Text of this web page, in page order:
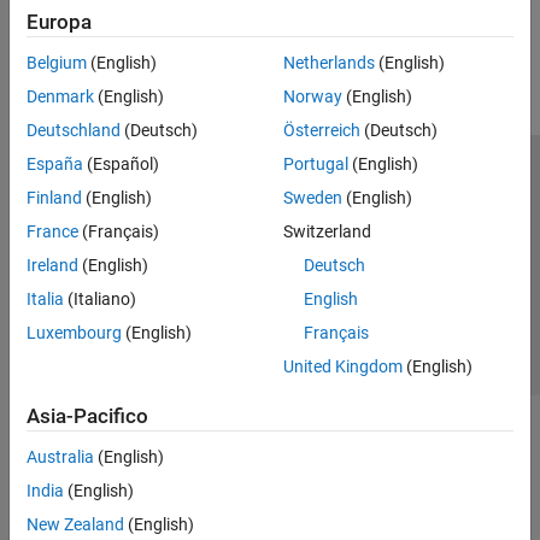
Europa
Belgium (English)
Denmark (English)
Deutschland (Deutsch)
España (Español)
Finland (English)
France (Français)
Ireland (English)
Italia (Italiano)
Luxembourg (English)
Netherlands(English)
Norway(English)
Österreich (Deutsch)
Portugal (English)
Sweden (English)
Switzerland
Deutsch
English
Français
United Kingdom(English)
Asia-Pacifico
Australia (English)
India (English)
New Zealand (English)
Centro di fiducia
Informativa sulla privacy
Antipirateria
Contatti
© 1994-2026 The MathWorks, Inc.